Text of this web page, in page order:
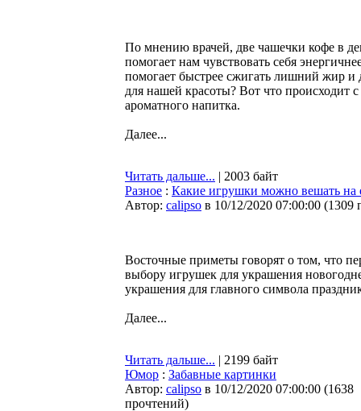
По мнению врачей, две чашечки кофе в
помогает нам чувствовать себя
помогает быстрее сжигать лишний жир и
для нашей красоты? Вот что происходит
ароматного напитка.
Далее...
Читать дальше... | 2003 байт
Разное : Какие игрушки можно вешать на
Автор: calipso в 10/12/2020 07:00:00 (1309
Восточные приметы говорят о том, что
выбору игрушек для украшения
украшения для главного символа
Далее...
Читать дальше... | 2199 байт
Юмор : Забавные картинки
Автор: calipso в 10/12/2020 07:00:00 (1638
прочтений)